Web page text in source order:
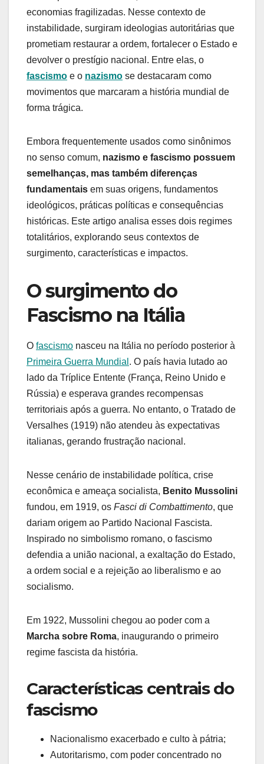
economias fragilizadas. Nesse contexto de
instabilidade, surgiram ideologias autoritárias que
prometiam restaurar a ordem, fortalecer o Estado e
devolver o prestígio nacional. Entre elas, o
fascismo e o nazismo se destacaram como
movimentos que marcaram a história mundial de
forma trágica.
Embora frequentemente usados como sinônimos
no senso comum, nazismo e fascismo possuem
semelhanças, mas também diferenças
fundamentais em suas origens, fundamentos
ideológicos, práticas políticas e consequências
históricas. Este artigo analisa esses dois regimes
totalitários, explorando seus contextos de
surgimento, características e impactos.
O surgimento do
Fascismo na Itália
O fascismo nasceu na Itália no período posterior à
Primeira Guerra Mundial . O país havia lutado ao
lado da Tríplice Entente (França, Reino Unido e
Rússia) e esperava grandes recompensas
territoriais após a guerra. No entanto, o Tratado de
Versalhes (1919) não atendeu às expectativas
italianas, gerando frustração nacional.
Nesse cenário de instabilidade política, crise
econômica e ameaça socialista, Benito Mussolini
fundou, em 1919, os Fasci di Combattimento, que
dariam origem ao Partido Nacional Fascista.
Inspirado no simbolismo romano, o fascismo
defendia a união nacional, a exaltação do Estado,
a ordem social e a rejeição ao liberalismo e ao
socialismo.
Em 1922, Mussolini chegou ao poder com a
Marcha sobre Roma, inaugurando o primeiro
regime fascista da história.
Características centrais do
fascismo
Nacionalismo exacerbado e culto à pátria;
Autoritarismo, com poder concentrado no